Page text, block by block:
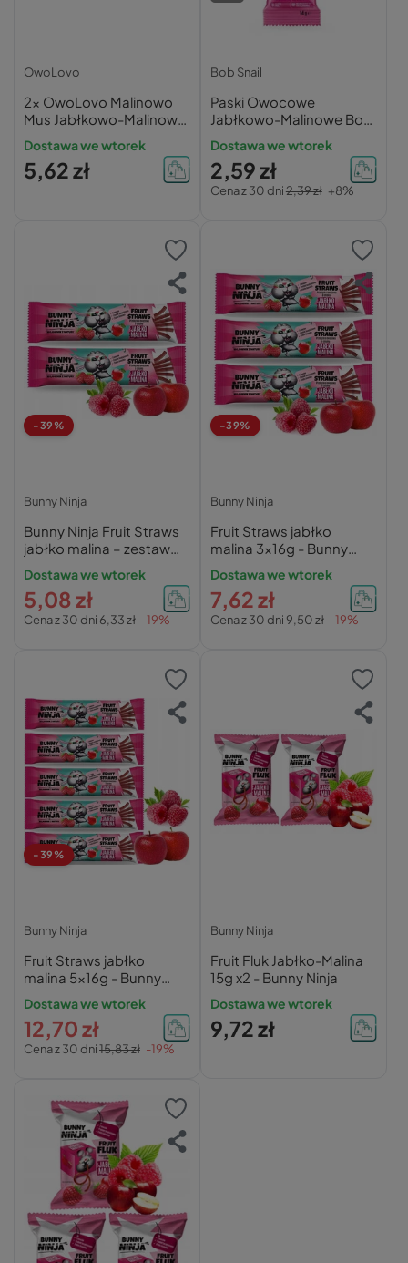
OwoLovo
2x OwoLovo Malinowo
Mus Jabłkowo-Malinowy
Dla Dzieci 200g
Dostawa we wtorek
5,62 zł
Bob Snail
Paski Owocowe
Jabłkowo-Malinowe Bob
Snail
Dostawa we wtorek
Cena z 30 dni2,39 zł +8%
2,59 zł
-39%
Bunny Ninja
Bunny Ninja Fruit Straws
jabłko malina – zestaw
2x16g
Dostawa we wtorek
Cena z 30 dni6,33 zł -19%
5,08 zł
-39%
Bunny Ninja
Fruit Straws jabłko
malina 3x16g - Bunny
Ninja
Dostawa we wtorek
Cena z 30 dni9,50 zł -19%
7,62 zł
-39%
Bunny Ninja
Fruit Straws jabłko
malina 5x16g - Bunny
Ninja
Dostawa we wtorek
Cena z 30 dni15,83 zł -19%
12,70 zł
Bunny Ninja
Fruit Fluk Jabłko-Malina
15g x2 - Bunny Ninja
Dostawa we wtorek
9,72 zł